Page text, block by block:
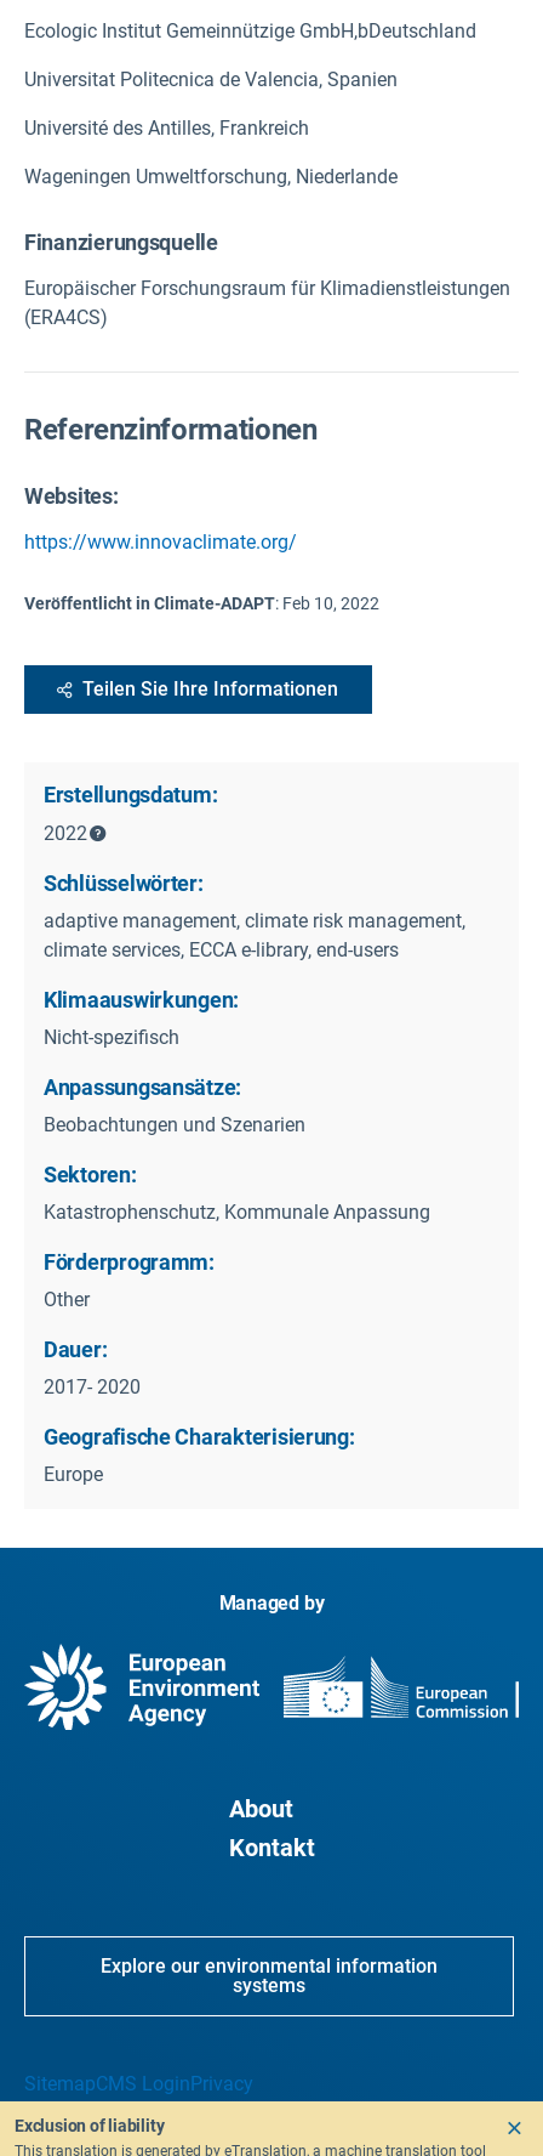
Ecologic Institut Gemeinnützige GmbH,bDeutschland
Universitat Politecnica de Valencia, Spanien
Université des Antilles, Frankreich
Wageningen Umweltforschung, Niederlande
Finanzierungsquelle
Europäischer Forschungsraum für Klimadienstleistungen
(ERA4CS)
Referenzinformationen
Websites:
https://www.innovaclimate.org/
Veröffentlicht in Climate-ADAPT: Feb 10, 2022
Teilen Sie Ihre Informationen
Erstellungsdatum:
2022
Schlüsselwörter:
adaptive management, climate risk management,
climate services, ECCA e-library, end-users
Klimaauswirkungen:
Nicht-spezifisch
Anpassungsansätze:
Beobachtungen und Szenarien
Sektoren:
Katastrophenschutz, Kommunale Anpassung
Förderprogramm:
Other
Dauer:
2017- 2020
Geografische Charakterisierung:
Europe
Managed by
About
Kontakt
Explore our environmental information
systems
SitemapCMS Login Privacy
Exclusion of liability
This translation is generated by eTranslation, a machine translation tool